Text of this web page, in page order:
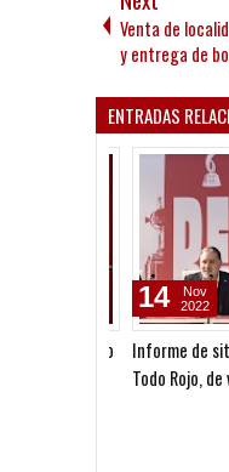
Venta de
y entrega de
ENTRADAS
Informe de
Todo Rojo, de
14
Nov
2022